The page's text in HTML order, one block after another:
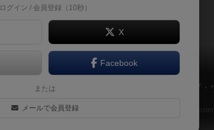
6.8
レイルウェイズ・オブ・
Railways of the
ログイン / 会員登録（10秒）
X
Facebook
または
メールで会員登録